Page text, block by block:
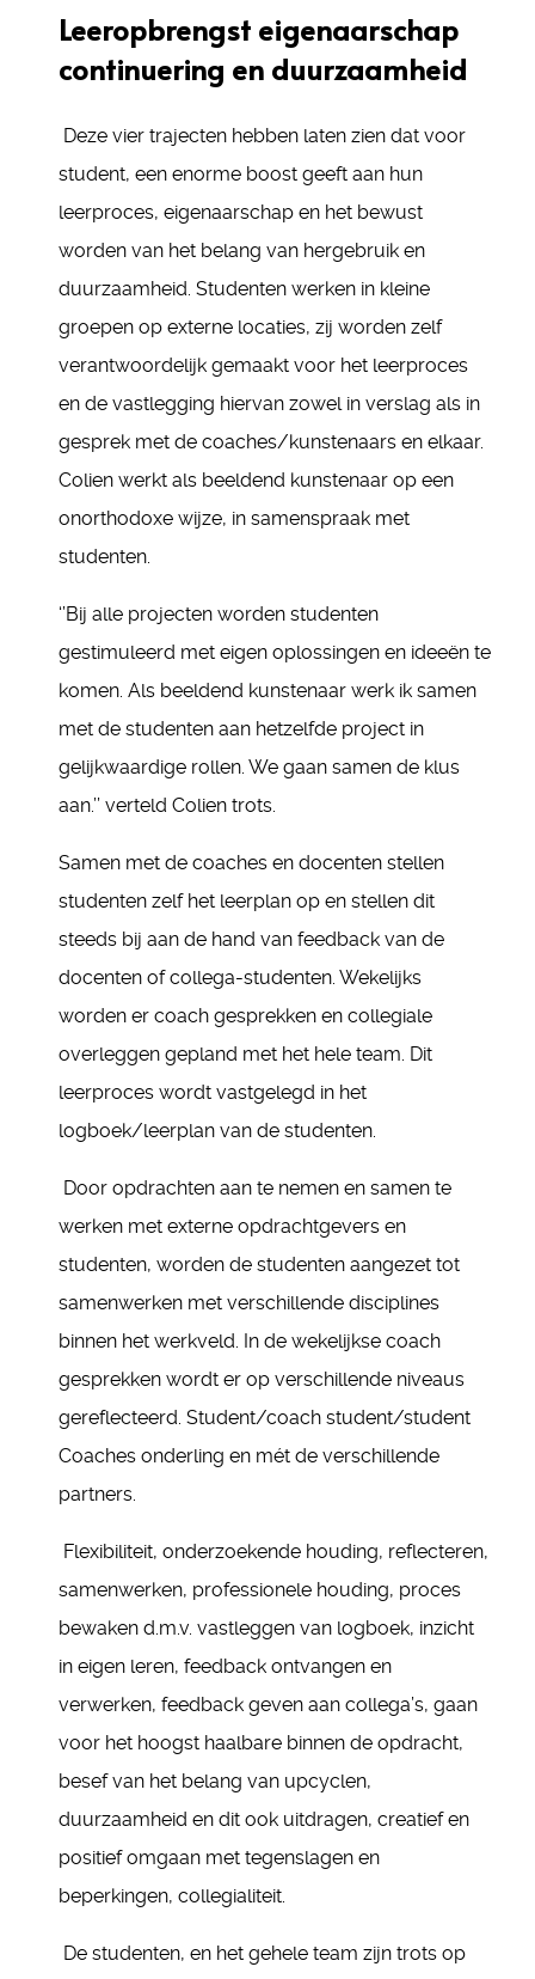
Leeropbrengst eigenaarschap
continuering en duurzaamheid
Deze vier trajecten hebben laten zien dat voor
student, een enorme boost geeft aan hun
leerproces, eigenaarschap en het bewust
worden van het belang van hergebruik en
duurzaamheid. Studenten werken in kleine
groepen op externe locaties, zij worden zelf
verantwoordelijk gemaakt voor het leerproces
en de vastlegging hiervan zowel in verslag als in
gesprek met de coaches/kunstenaars en elkaar.
Colien werkt als beeldend kunstenaar op een
onorthodoxe wijze, in samenspraak met
studenten.
‘’Bij alle projecten worden studenten
gestimuleerd met eigen oplossingen en ideeën te
komen. Als beeldend kunstenaar werk ik samen
met de studenten aan hetzelfde project in
gelijkwaardige rollen. We gaan samen de klus
aan.’’ verteld Colien trots.
Samen met de coaches en docenten stellen
studenten zelf het leerplan op en stellen dit
steeds bij aan de hand van feedback van de
docenten of collega-studenten. Wekelijks
worden er coach gesprekken en collegiale
overleggen gepland met het hele team. Dit
leerproces wordt vastgelegd in het
logboek/leerplan van de studenten.
Door opdrachten aan te nemen en samen te
werken met externe opdrachtgevers en
studenten, worden de studenten aangezet tot
samenwerken met verschillende disciplines
binnen het werkveld. In de wekelijkse coach
gesprekken wordt er op verschillende niveaus
gereflecteerd. Student/coach student/student
Coaches onderling en mét de verschillende
partners.
Flexibiliteit, onderzoekende houding, reflecteren,
samenwerken, professionele houding, proces
bewaken d.m.v. vastleggen van logboek, inzicht
in eigen leren, feedback ontvangen en
verwerken, feedback geven aan collega’s, gaan
voor het hoogst haalbare binnen de opdracht,
besef van het belang van upcyclen,
duurzaamheid en dit ook uitdragen, creatief en
positief omgaan met tegenslagen en
beperkingen, collegialiteit.
De studenten, en het gehele team zijn trots op